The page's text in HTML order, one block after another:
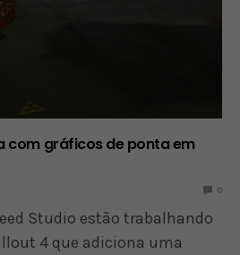
com gráficos de ponta em
0
Studio estão trabalhando
4 que adiciona uma